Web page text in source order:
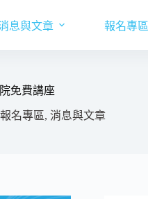
息與文章 報名專區
免費講座
報名專區, 消息與文章